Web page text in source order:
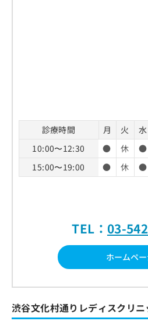
診療時間 月 火 水
10:00〜12:30
● 休 ●
15:00〜19:00
● 休 ●
TEL： 03-
ホームペ
渋谷文化村通りレディスクリ